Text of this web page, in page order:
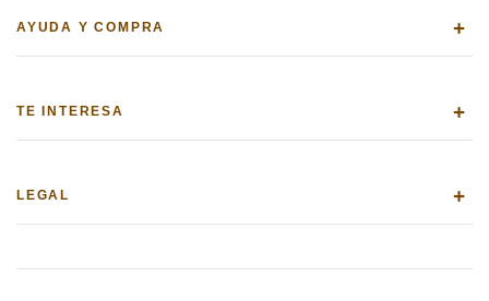
AYUDA Y COMPRA +
TE INTERESA +
LEGAL +